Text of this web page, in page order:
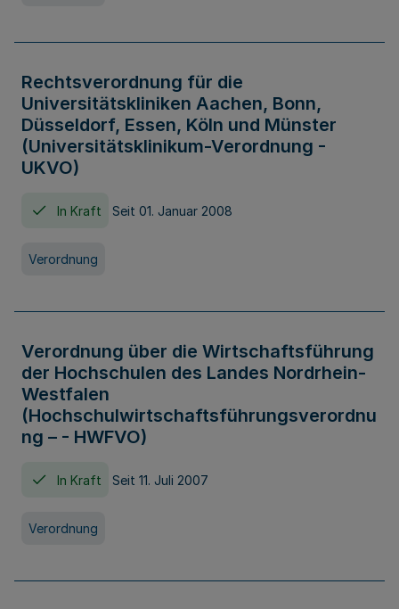
Rechtsverordnung für die
Universitätskliniken Aachen, Bonn,
Düsseldorf, Essen, Köln und Münster
(Universitätsklinikum-Verordnung -
UKVO)
In Kraft Seit 01. Januar 2008
Verordnung
Verordnung über die Wirtschaftsführung
der Hochschulen des Landes Nordrhein-
Westfalen
(Hochschulwirtschaftsführungsverordnu
ng – - HWFVO)
In Kraft Seit 11. Juli 2007
Verordnung